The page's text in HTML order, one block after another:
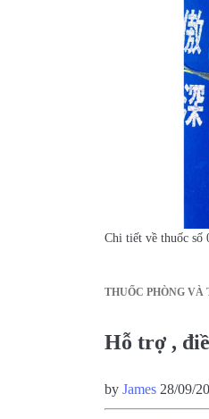
Chi tiết về thuốc số
THUỐC PHÒNG VÀ
Hỗ trợ ,
by James 28/09/